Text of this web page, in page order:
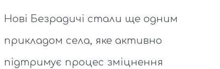
Нові Безрадичі стали ще одним
прикладом села, яке активно
підтримує процес зміцнення